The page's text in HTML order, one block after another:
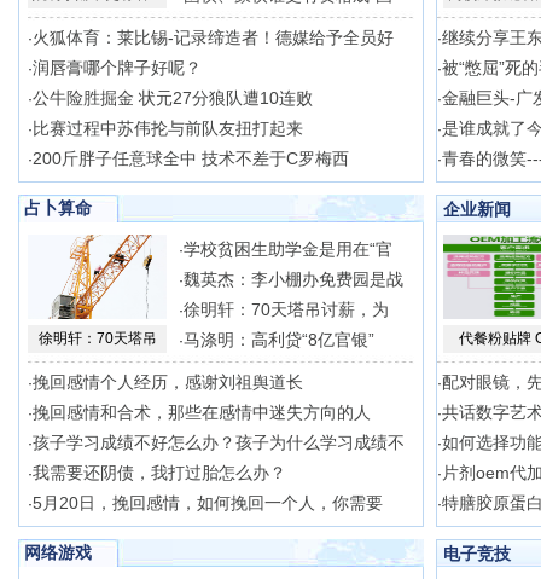
·火狐体育：莱比锡-记录缔造者！德媒给予全员好
·润唇膏哪个牌子好呢？
·公牛险胜掘金 状元27分狼队遭10连败
· 比赛过程中苏伟抡与前队友扭打起来
·200斤胖子任意球全中 技术不差于C罗梅西
·继续分享王
·被“憋屈”死
·金融巨头-广
·是谁成就了
·青春的微笑
占卜算命
徐明轩：70天塔吊
·学校贫困生助学金是用在“官
·魏英杰：李小棚办免费园是战
·徐明轩：70天塔吊讨薪，为
·马涤明：高利贷“8亿官银”
·挽回感情个人经历，感谢刘祖舆道长
·挽回感情和合术，那些在感情中迷失方向的人
·孩子学习成绩不好怎么办？孩子为什么学习成绩不
·我需要还阴债，我打过胎怎么办？
·5月20日，挽回感情，如何挽回一个人，你需要
企业新闻
代餐粉贴牌
·配对眼镜，
·共话数字艺
·如何选择功
· 片剂oem代
·特膳胶原蛋
网络游戏 电子竞技